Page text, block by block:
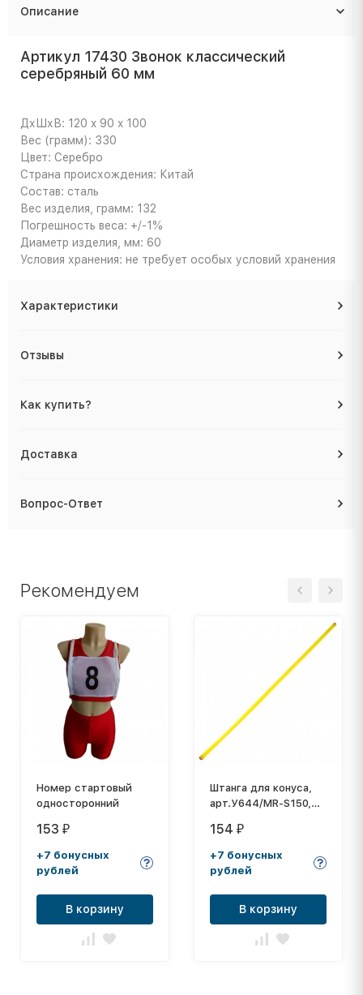
Описание
Артикул 17430 Звонок классический
серебряный 60 мм
ДхШхВ: 120 x 90 x 100
Вес (грамм): 330
Цвет: Серебро
Страна происхождения: Китай
Состав: сталь
Вес изделия, грамм: 132
Погрешность веса: +/-1%
Диаметр изделия, мм: 60
Условия хранения: не требует особых условий хранения
Характеристики
Отзывы
Как купить?
Доставка
Вопрос-Ответ
Рекомендуем
Номер стартовый
односторонний
153 ₽
+7 бонусных
рублей
В корзину
Штанга для конуса,
арт.У644/MR-S150,
длина 1,5 м, жесткий
пластик, желтый
154 ₽
+7 бонусных
рублей
В корзину